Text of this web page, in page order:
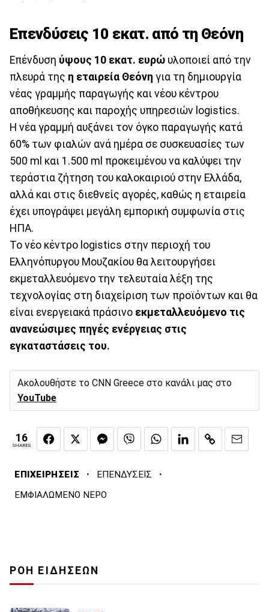
Επενδύσεις 10 εκατ. από τη Θεόνη
Επένδυση ύψους 10 εκατ. ευρώ υλοποιεί από την
πλευρά της η εταιρεία Θεόνη για τη δημιουργία
νέας γραμμής παραγωγής και νέου κέντρου
αποθήκευσης και παροχής υπηρεσιών logistics.
Η νέα γραμμή αυξάνει τον όγκο παραγωγής κατά
60% των φιαλών ανά ημέρα σε συσκευασίες των
500 ml και 1.500 ml προκειμένου να καλύψει την
τεράστια ζήτηση του καλοκαιριού στην Ελλάδα,
αλλά και στις διεθνείς αγορές, καθώς η εταιρεία
έχει υπογράψει μεγάλη εμπορική συμφωνία στις
ΗΠΑ.
Το νέο κέντρο logistics στην περιοχή του
Ελληνόπυργου Μουζακίου θα λειτουργήσει
εκμεταλλευόμενο την τελευταία λέξη της
τεχνολογίας στη διαχείριση των προϊόντων και θα
είναι ενεργειακά πράσινο εκμεταλλευόμενο τις
ανανεώσιμες πηγές ενέργειας στις
εγκαταστάσεις του.
Ακολουθήστε το CNN Greece στο κανάλι μας στο
YouTube
16
SHARES
ΕΠΙΧΕΙΡΗΣΕΙΣ · ΕΠΕΝΔΥΣΕΙΣ ·
ΕΜΦΙΑΛΩΜΕΝΟ ΝΕΡΟ
ΡΟΗ ΕΙΔΗΣΕΩΝ